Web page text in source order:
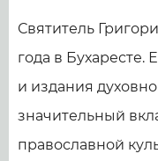
Святитель
года в Бухаресте.
и издания
значительный
православной